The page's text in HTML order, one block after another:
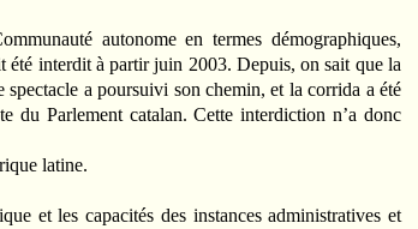
autonome en termes démographiques,
été interdit à partir juin 2003. Depuis, on sait que la
spectacle a poursuivi son chemin, et la corrida a été
du Parlement catalan. Cette interdiction n’a donc
latine.
et les capacités des instances administratives et